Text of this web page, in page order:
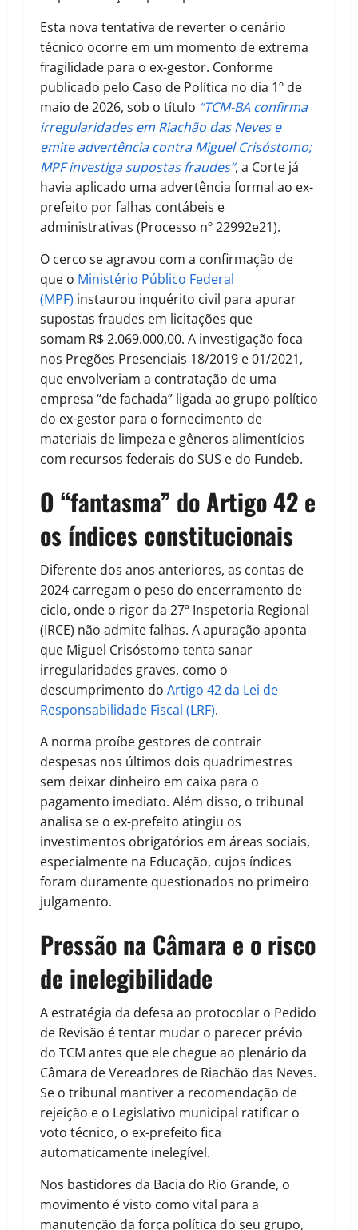
Esta nova tentativa de reverter o cenário
técnico ocorre em um momento de extrema
fragilidade para o ex-gestor. Conforme
publicado pelo Caso de Política no dia 1º de
maio de 2026, sob o título “TCM-BA confirma
irregularidades em Riachão das Neves e
emite advertência contra Miguel Crisóstomo;
MPF investiga supostas fraudes“, a Corte já
havia aplicado uma advertência formal ao ex-
prefeito por falhas contábeis e
administrativas (Processo nº 22992e21).
O cerco se agravou com a confirmação de
que o Ministério Público Federal
(MPF) instaurou inquérito civil para apurar
supostas fraudes em licitações que
somam R$ 2.069.000,00. A investigação foca
nos Pregões Presenciais 18/2019 e 01/2021,
que envolveriam a contratação de uma
empresa “de fachada” ligada ao grupo político
do ex-gestor para o fornecimento de
materiais de limpeza e gêneros alimentícios
com recursos federais do SUS e do Fundeb.
O “fantasma” do Artigo 42 e
os índices constitucionais
Diferente dos anos anteriores, as contas de
2024 carregam o peso do encerramento de
ciclo, onde o rigor da 27ª Inspetoria Regional
(IRCE) não admite falhas. A apuração aponta
que Miguel Crisóstomo tenta sanar
irregularidades graves, como o
descumprimento do Artigo 42 da Lei de
Responsabilidade Fiscal (LRF).
A norma proíbe gestores de contrair
despesas nos últimos dois quadrimestres
sem deixar dinheiro em caixa para o
pagamento imediato. Além disso, o tribunal
analisa se o ex-prefeito atingiu os
investimentos obrigatórios em áreas sociais,
especialmente na Educação, cujos índices
foram duramente questionados no primeiro
julgamento.
Pressão na Câmara e o risco
de inelegibilidade
A estratégia da defesa ao protocolar o Pedido
de Revisão é tentar mudar o parecer prévio
do TCM antes que ele chegue ao plenário da
Câmara de Vereadores de Riachão das Neves.
Se o tribunal mantiver a recomendação de
rejeição e o Legislativo municipal ratificar o
voto técnico, o ex-prefeito fica
automaticamente inelegível.
Nos bastidores da Bacia do Rio Grande, o
movimento é visto como vital para a
manutenção da força política do seu grupo,